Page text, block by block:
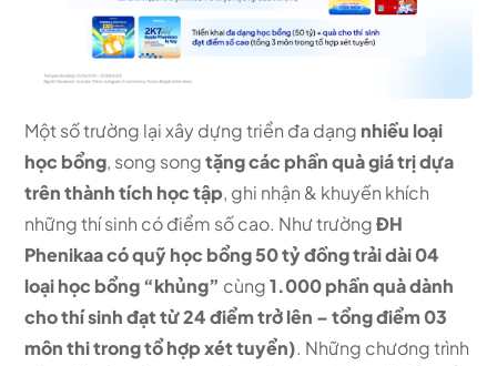
Một số trường lại xây dựng triển đa dạng nhiều loại
học bổng, song songtặng các phần quà giá trị dựa
trên thành tích học tập, ghi nhận & khuyến khích
những thí sinh có điểm số cao. Như trườngĐH
Phenikaa có quỹ học bổng 50 tỷ đồng trải dài 04
loại học bổng “khủng” cùng1.000 phần quà dành
cho thí sinh đạt từ 24 điểm trở lên – tổng điểm 03
môn thi trong tổ hợp xét tuyển). Những chương trình